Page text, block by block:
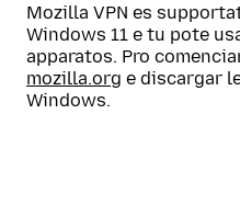
Mozilla VPN es
Windows 11 e tu pote
apparatos. Pro
mozilla.org e discargar
Windows.